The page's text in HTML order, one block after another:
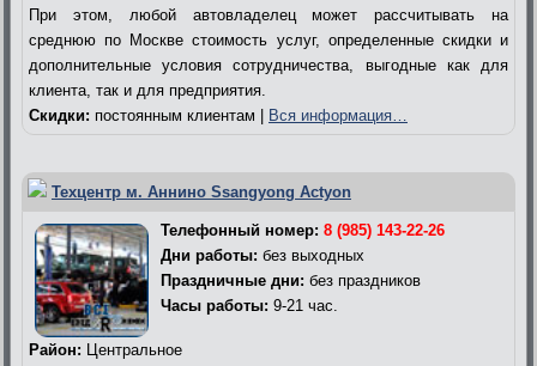
При этом, любой автовладелец может рассчитывать на
среднюю по Москве стоимость услуг, определенные скидки и
дополнительные условия сотрудничества, выгодные как для
клиента, так и для предприятия.
Скидки: постоянным клиентам | Вся информация…
Техцентр м. Аннино Ssangyong Actyon
Телефонный номер: 8 (985) 143-22-26
Дни работы: без выходных
Праздничные дни: без праздников
Часы работы: 9-21 час.
Район: Центральное